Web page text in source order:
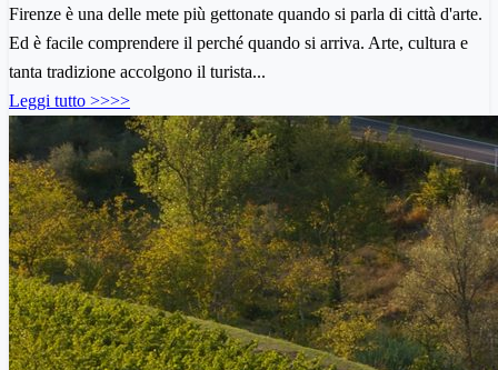
Firenze è una delle mete più gettonate quando si parla di città d'arte.
Ed è facile comprendere il perché quando si arriva. Arte, cultura e
tanta tradizione accolgono il turista...
Leggi tutto >>>>